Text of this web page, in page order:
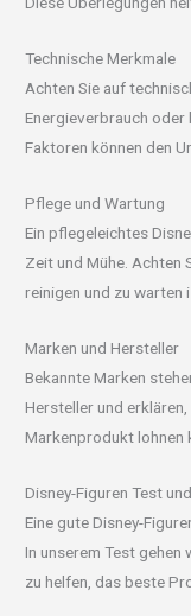
Technische Merkmale
Achten Sie auf
Energieverbrauch oder
Faktoren können den
Pflege und Wartung
Ein pflegeleichtes
Zeit und Mühe. Achten
reinigen und zu warten
Marken und Hersteller
Bekannte Marken
Hersteller und
Markenprodukt lohnen
Disney-Figuren Test
Eine gute Disney-
In unserem Test gehen
zu helfen, das beste